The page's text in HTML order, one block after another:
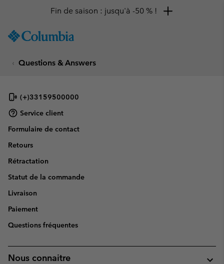
TO
SKIP
NAV
SKIP
SEARCH
Fin de saison : jusqu'à -50 % !
Questions & Answers
(+)33159500000
Service client
Formulaire de contact
Retours
Rétractation
Statut de la commande
Livraison
Paiement
Questions fréquentes
Nous connaitre